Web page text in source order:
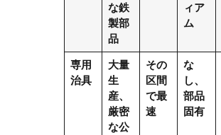
な鉄
製部
品
ィア
ム
専用
治具
大量
生
産、
厳密
な公
その
区間
で最
速
な
し、
部品
固有